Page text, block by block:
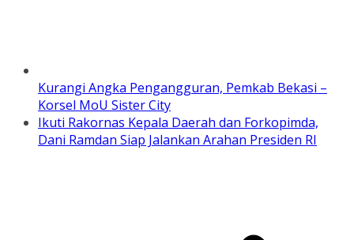
Kurangi Angka Pengangguran, Pemkab Bekasi –
Korsel MoU Sister City
Ikuti Rakornas Kepala Daerah dan Forkopimda,
Dani Ramdan Siap Jalankan Arahan Presiden RI